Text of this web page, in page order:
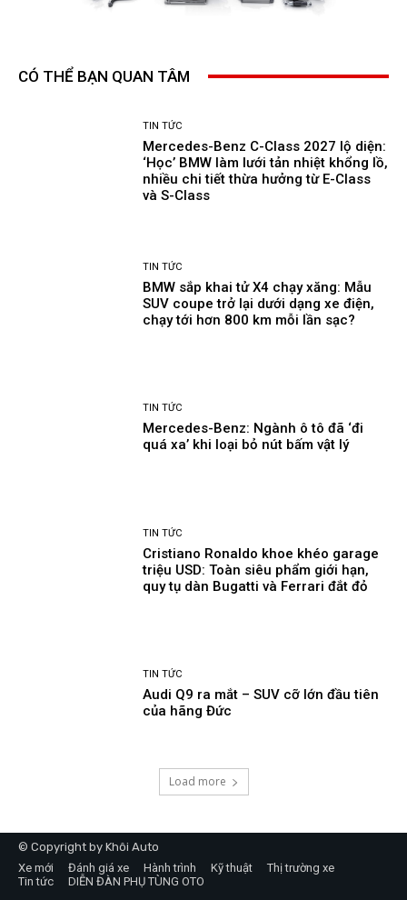
CÓ THỂ BẠN QUAN TÂM
TIN TỨC
Mercedes-Benz C-Class 2027 lộ diện:
‘Học’ BMW làm lưới tản nhiệt khổng lồ,
nhiều chi tiết thừa hưởng từ E-Class
và S-Class
TIN TỨC
BMW sắp khai tử X4 chạy xăng: Mẫu
SUV coupe trở lại dưới dạng xe điện,
chạy tới hơn 800 km mỗi lần sạc?
TIN TỨC
Mercedes-Benz: Ngành ô tô đã ‘đi
quá xa’ khi loại bỏ nút bấm vật lý
TIN TỨC
Cristiano Ronaldo khoe khéo garage
triệu USD: Toàn siêu phẩm giới hạn,
quy tụ dàn Bugatti và Ferrari đắt đỏ
TIN TỨC
Audi Q9 ra mắt – SUV cỡ lớn đầu tiên
của hãng Đức
Load more
© Copyright by Khôi Auto
Xe mới
Đánh giá xe Hành trình Kỹ thuật
Thị trường xe
Tin tức
DIỄN ĐÀN PHỤ TÙNG OTO